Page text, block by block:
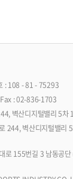
: 108 - 81 - 75293
Fax : 02-836-1703
벽산디지털밸리 5차
244, 벽산디지털밸리
로 155번길 3 남동공